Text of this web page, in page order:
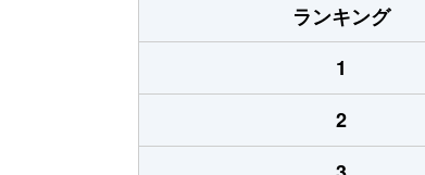
ランキング
1
2